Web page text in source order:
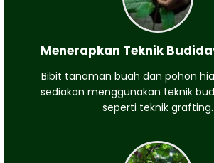
Menerapkan Teknik
Bibit tanaman buah dan pohon
sediakan menggunakan teknik
seperti teknik grafting.